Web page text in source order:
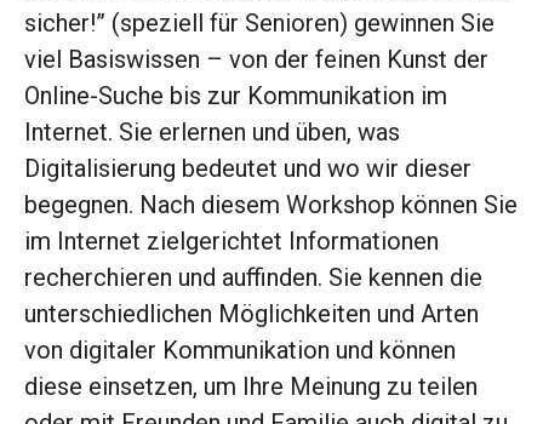
sicher!” (speziell für Senioren) gewinnen Sie
viel Basiswissen – von der feinen Kunst der
Online-Suche bis zur Kommunikation im
Internet. Sie erlernen und üben, was
Digitalisierung bedeutet und wo wir dieser
begegnen. Nach diesem Workshop können Sie
im Internet zielgerichtet Informationen
recherchieren und auffinden. Sie kennen die
unterschiedlichen Möglichkeiten und Arten
von digitaler Kommunikation und können
diese einsetzen, um Ihre Meinung zu teilen